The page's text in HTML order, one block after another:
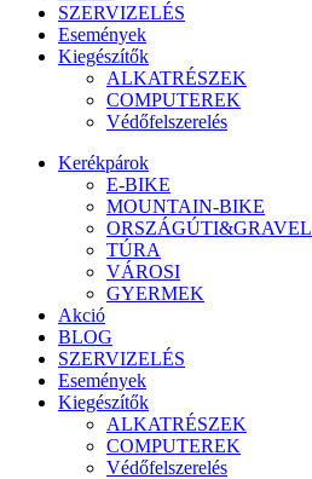
SZERVIZELÉS
Események
Kiegészítők
ALKATRÉSZEK
COMPUTEREK
Védőfelszerelés
Kerékpárok
E-BIKE
MOUNTAIN-BIKE
ORSZÁGÚTI&GRAVEL
TÚRA
VÁROSI
GYERMEK
Akció
BLOG
SZERVIZELÉS
Események
Kiegészítők
ALKATRÉSZEK
COMPUTEREK
Védőfelszerelés